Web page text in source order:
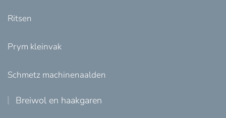
Ritsen
Prym kleinvak
Schmetz machinenaalden
Breiwol en haakgaren